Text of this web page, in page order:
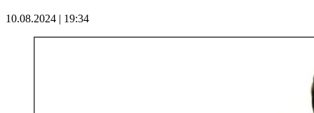
10.08.2024 | 19:34